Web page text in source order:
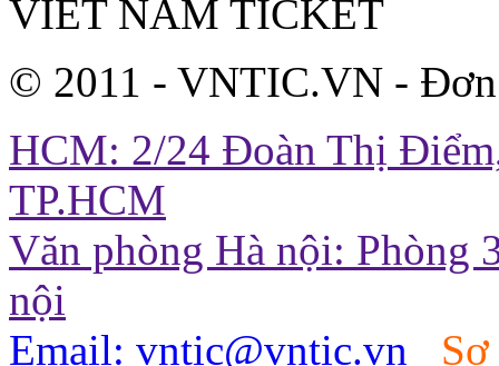
VIET NAM TICKET
© 2011 - VNTIC.VN -
HCM: 2/24 Đoàn Thị
TP.HCM
Văn phòng Hà nội: Phòng
nội
Email: vntic@vntic.vn